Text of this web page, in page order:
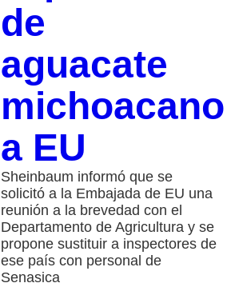
de
aguacate
michoacano
a EU
Sheinbaum informó que se
solicitó a la Embajada de EU una
reunión a la brevedad con el
Departamento de Agricultura y se
propone sustituir a inspectores de
ese país con personal de
Senasica